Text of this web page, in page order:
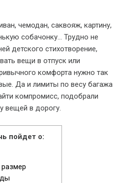
чемодан, саквояж, картину,
собачонку… Трудно не
детского стихотворение,
вещи в отпуск или
комфорта нужно так
Да и лимиты по весу багажа
компромисс, подобрали
вещей в дорогу.
пойдет о: